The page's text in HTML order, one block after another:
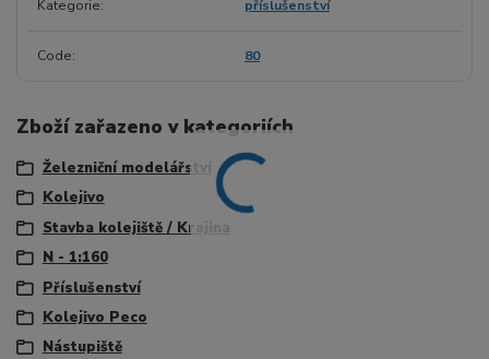
Kategorie příslušenství
Code 80
Zboží zařazeno v kategoriích
Železniční modelářství
Kolejivo
Stavba kolejiště / Krajina
N - 1:160
Příslušenství
Kolejivo Peco
Nástupiště